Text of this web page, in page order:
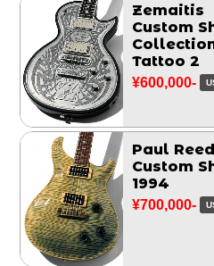
Zemaitis
Custom
Tattoo 2
¥600,000-
Paul
Custom
1994
¥700,000-